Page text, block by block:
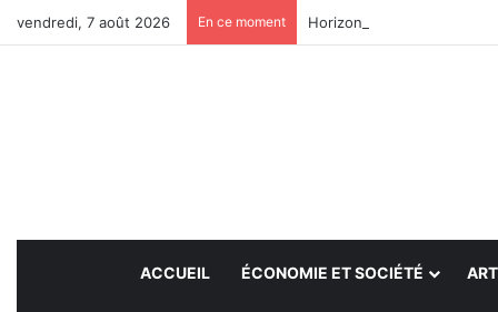
vendredi, 7 août 2026 En ce moment Horizons Sahel à l’heure du
ACCUEIL ÉCONOMIE ET SOCIÉTÉ